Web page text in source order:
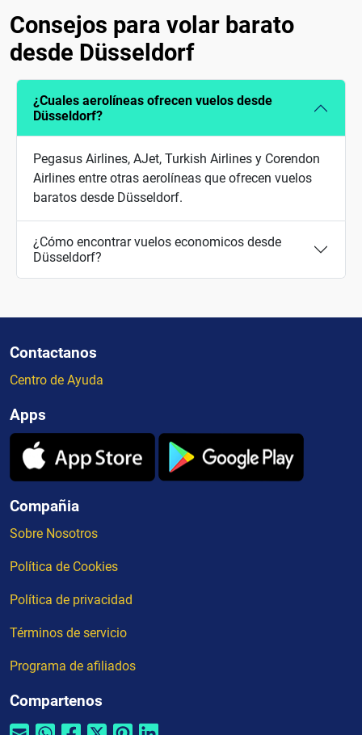
Consejos para volar barato
desde Düsseldorf
¿Cuales aerolíneas ofrecen vuelos desde
Düsseldorf?
Pegasus Airlines, AJet, Turkish Airlines y Corendon
Airlines entre otras aerolíneas que ofrecen vuelos
baratos desde Düsseldorf.
¿Cómo encontrar vuelos economicos desde
Düsseldorf?
Contactanos
Centro de Ayuda
Apps
Compañia
Sobre Nosotros
Política de Cookies
Política de privacidad
Términos de servicio
Programa de afiliados
Compartenos